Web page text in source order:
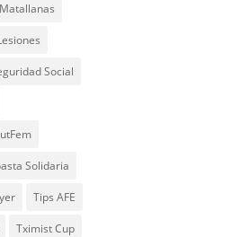
Social
Solidaria
Tips AFE
Tximist Cup